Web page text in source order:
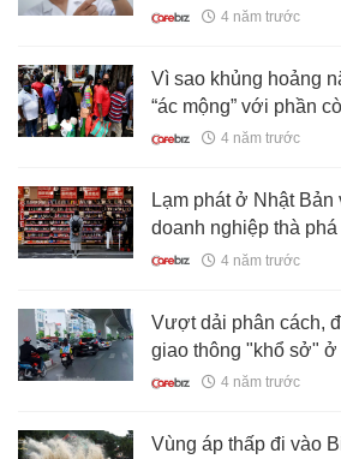
tế lý giải4 năm trước
Vì sao khủng hoảng
“ác mộng” với phần
4 năm trước
Lạm phát ở Nhật Bản
doanh nghiệp thà
giá
4 năm trước
Vượt dải phân cách,
giao thông "khổ sở" ở
4 năm trước
Vùng áp thấp đi vào